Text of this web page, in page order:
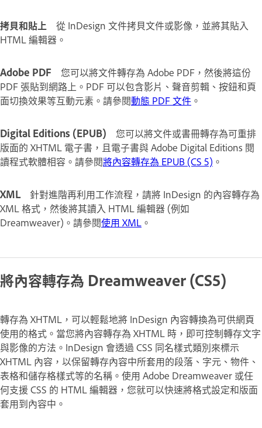
拷貝和貼上
從 InDesign 文件拷貝文件或影像，並將其貼入
HTML 編輯器。
Adobe PDF
您可以將文件轉存為 Adobe PDF，然後將這份
PDF 張貼到網路上。PDF 可以包含影片、聲音剪輯、按鈕和頁
面切換效果等互動元素。請參閱動態 PDF 文件 。
Digital Editions (EPUB)
您可以將文件或書冊轉存為可重排
版面的 XHTML 電子書，且電子書與 Adobe Digital Editions 閱
讀程式軟體相容。請參閱將內容轉存為 EPUB (CS 5) 。
XML
針對進階再利用工作流程，請將 InDesign 的內容轉存為
XML 格式，然後將其讀入 HTML 編輯器 (例如
Dreamweaver)。請參閱使用 XML 。
將內容轉存為 Dreamweaver (CS5)
轉存為 XHTML，可以輕鬆地將 InDesign 內容轉換為可供網頁
使用的格式。當您將內容轉存為 XHTML 時，即可控制轉存文字
與影像的方法。InDesign 會透過 CSS 同名樣式類別來標示
XHTML 內容，以保留轉存內容中所套用的段落、字元、物件、
表格和儲存格樣式等的名稱。使用 Adobe Dreamweaver 或任
何支援 CSS 的 HTML 編輯器，您就可以快速將格式設定和版面
套用到內容中。